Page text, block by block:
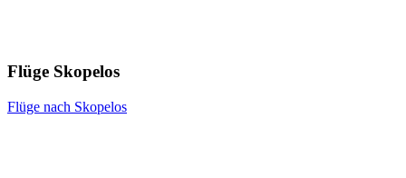
Flüge Skopelos
Flüge nach Skopelos